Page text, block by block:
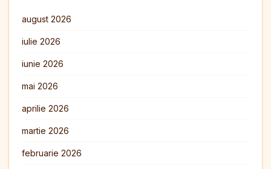
august 2026
iulie 2026
iunie 2026
mai 2026
aprilie 2026
martie 2026
februarie 2026